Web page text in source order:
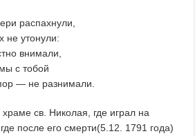
распахнули,
не утонули:
внимали,
с тобой
— не разнимали.
св. Николая, где играл на
после его смерти(5.12. 1791 года)